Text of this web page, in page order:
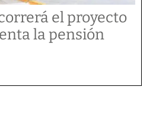
el proyecto
la pensión